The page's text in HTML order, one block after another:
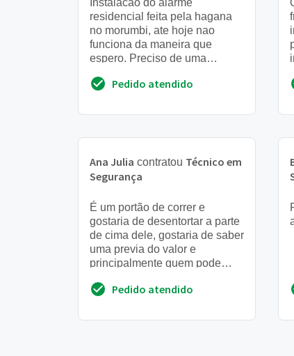
Instalacao do alarme
residencial feita pela hagana
no morumbi, ate hoje nao
funciona da maneira que
espero. Preciso de uma
realmente saiba fazer a
Pedido atendido
Ana Julia contratou Técnico em
Segurança
É um portão de correr e
gostaria de desentortar a parte
de cima dele, gostaria de saber
uma previa do valor e
principalmente quem pode
mes
Pedido atendido